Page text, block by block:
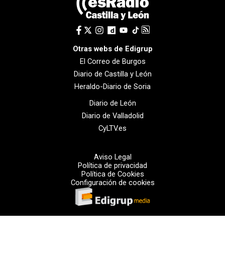
Otras webs de Edigrup
El Correo de Burgos
Diario de Castilla y León
Heraldo-Diario de Soria
Diario de León
Diario de Valladolid
CyLTV.es
Aviso Legal
Política de privacidad
Política de Cookies
Configuración de cookies